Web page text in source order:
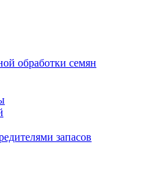
обработки семян
запасов